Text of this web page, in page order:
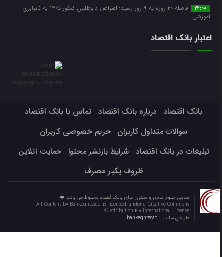
22:00
فاصله ۲۰ روزه به ۹ روز رسید؛ اعتراض داوطلبان کنکور ۱۴۰۵ به نابرابری
آموزشی
اعتبار بانک اقتصاد
بانک اقتصاد درباره بانک اقتصاد
تماس با بانک اقتصاد
سوالات متداول کاربران
حریم خصوصی کاربران
تبلیغات در بانک اقتصاد
شرایط بازنشر محتوا
حمایت آنلاین
ظروف یکبار مصرف
تمامی حقوق مادی و معنوی برای بانک‌اقتصاد محفوظ می باشد ❤️
All Content by Bankeghtesad is licensed under a Creative Commons
Attribution 4.0 International License ©️
طراحی سایت :